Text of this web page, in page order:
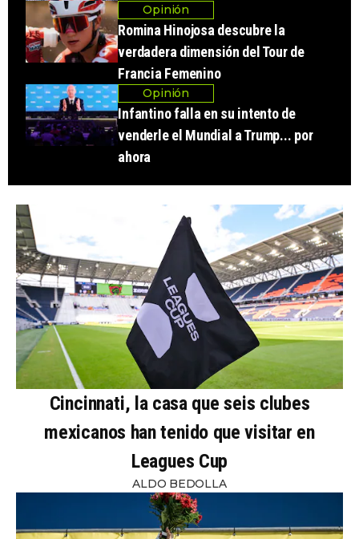
Opinión
Romina Hinojosa descubre la
verdadera dimensión del Tour de
Francia Femenino
Opinión
Infantino falla en su intento de
venderle el Mundial a Trump... por
ahora
Cincinnati, la casa que seis clubes
mexicanos han tenido que visitar en
Leagues Cup
ALDO BEDOLLA